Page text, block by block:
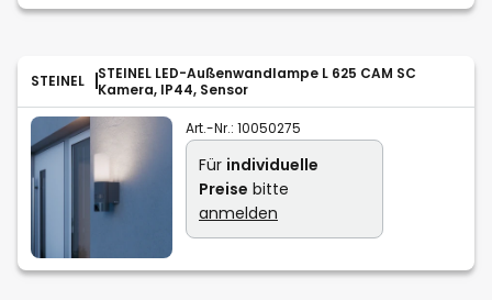
STEINEL
STEINEL LED-Außenwandlampe L 625 CAM SC
Kamera, IP44, Sensor
Art.-Nr.: 10050275
Für individuelle
Preise bitte
anmelden